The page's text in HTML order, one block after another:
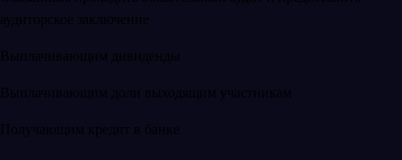
аудиторское заключение
Выплачивающим дивиденды
Выплачивающим доли выходящим участникам
Получающим кредит в банке